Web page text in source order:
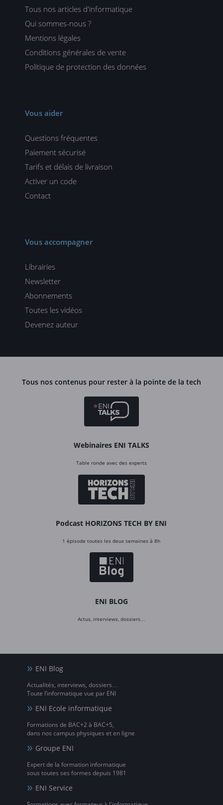
Tous nos articles d'informatique
Qui sommes-nous ?
Mentions légales
Conditions générales de vente
Politique de protection des données
Vous aider
Questions fréquentes
Paiement sécurisé
Tarifs et délais de livraison
Activer un code
Contact
Vous accompagner
Librairies
Newsletter
Abonnements
Toutes les vidéos
Devenez auteur
Tous nos contenus pour rester à la pointe de la tech
Webinaires ENI TALKS
Table ronde avec des experts
Podcast HORIZONS TECH BY ENI
1 épisode toutes les deux semaines à 8h
ENI BLOG
Actus, interviews, dossiers…
ENI Blog
Actualités, interviews, dossiers…
Toute l’informatique vue par ENI
ENI Ecole informatique
Formations de BAC+2 à BAC+5,
dans nos campus physiques et en ligne
Groupe ENI
Expert de la formation informatique
sous toutes ses formes depuis 1981
ENI Service